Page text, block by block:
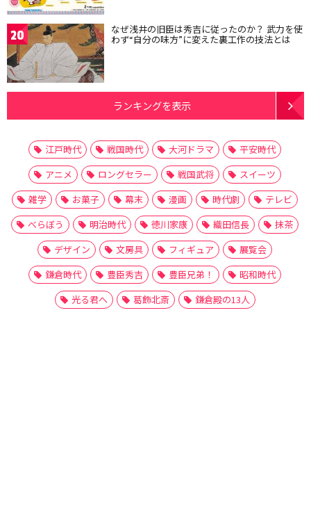
20 なぜ浅井の旧臣は秀吉に従ったのか？ 武力を使
わず“自分の味方”に変えた裏工作の技法とは
ランキングを表示
江戸時代 戦国時代 大河ドラマ
平安時代
アニメ
ロングセラー 戦国武将
スイーツ
雑学
お菓子 幕末 漫画 時代劇
テレビ
べらぼう
明治時代 徳川家康 織田信長
抹茶
デザイン
文房具 フィギュア
展覧会
鎌倉時代
豊臣秀吉 豊臣兄弟！
昭和時代
光る君へ
葛飾北斎 鎌倉殿の13人